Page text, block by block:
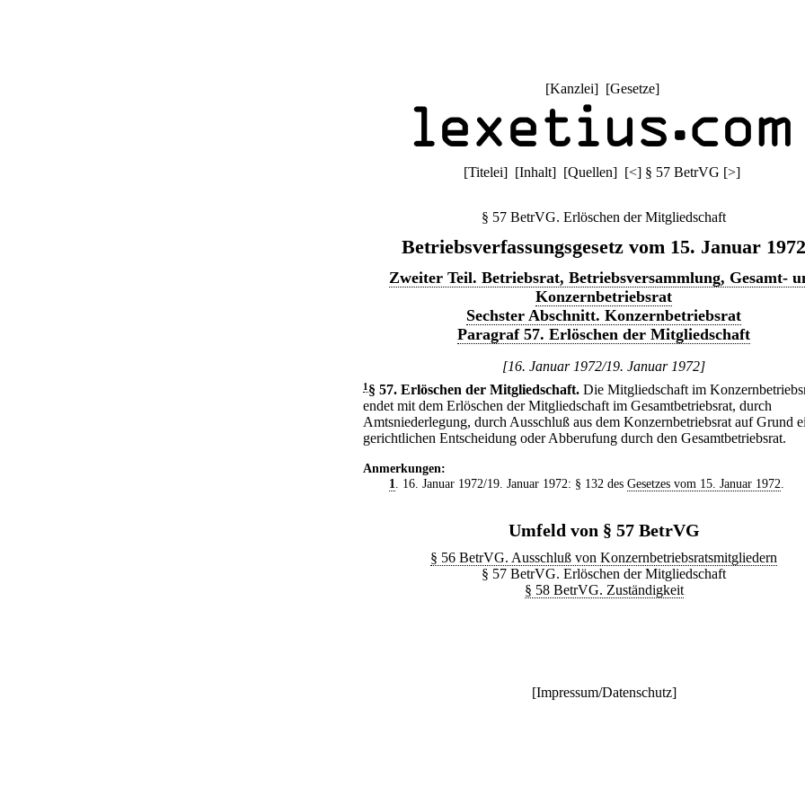
[Kanzlei] [Gesetze]
[Titelei] [Inhalt] [Quellen] [<] § 57 BetrVG [>]
§ 57 BetrVG. Erlöschen der Mitgliedschaft
Betriebsverfassungsgesetz vom 15. Januar 1972
Zweiter Teil. Betriebsrat, Betriebsversammlung, Gesamt-
Konzernbetriebsrat
Sechster Abschnitt. Konzernbetriebsrat
Paragraf 57. Erlöschen der Mitgliedschaft
[16. Januar 1972/19. Januar 1972]
1 § 57. Erlöschen der Mitgliedschaft. Die Mitgliedschaft im
endet mit dem Erlöschen der Mitgliedschaft im Gesamtbetriebsrat, durch
Amtsniederlegung, durch Ausschluß aus dem Konzernbetriebsrat auf Grund
gerichtlichen Entscheidung oder Abberufung durch den Gesamtbetriebsrat.
Anmerkungen:
1
. 16. Januar 1972/19. Januar 1972: § 132 des Gesetzes vom 15. Januar 1972
Umfeld von § 57 BetrVG
§ 56 BetrVG. Ausschluß von Konzernbetriebsratsmitgliedern
§ 57 BetrVG. Erlöschen der Mitgliedschaft
§ 58 BetrVG. Zuständigkeit
[Impressum/Datenschutz]